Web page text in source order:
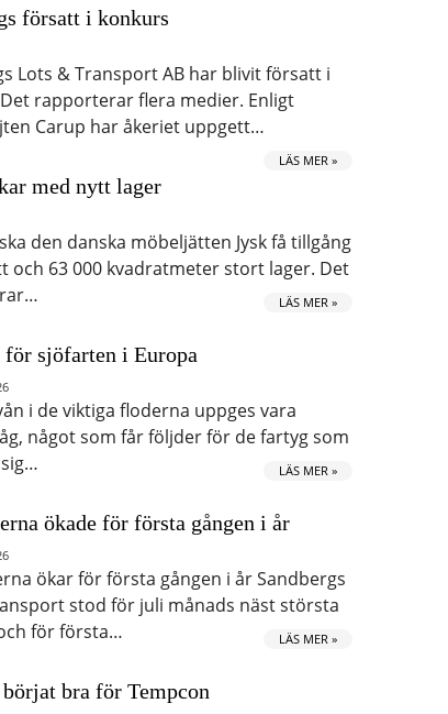
försatt i konkurs
Lots & Transport AB har blivit försatt i
rapporterar flera medier. Enligt
Carup har åkeriet uppgett…
LÄS MER »
med nytt lager
den danska möbeljätten Jysk få tillgång
och 63 000 kvadratmeter stort lager. Det
LÄS MER »
för sjöfarten i Europa
i de viktiga floderna uppges vara
något som får följder för de fartyg som
LÄS MER »
ökade för första gången i år
ökar för första gången i år Sandbergs
stod för juli månads näst största
för första…
LÄS MER »
bra för Tempcon